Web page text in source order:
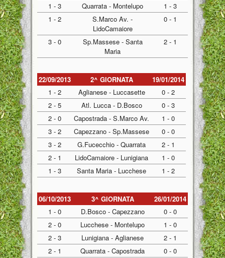
1 - 3
Quarrata - Montelupo
1 - 3
1 - 2
S.Marco Av. -
LidoCamaiore
0 - 1
3 - 0
Sp.Massese - Santa
Maria
2 - 1
22/09/2013 2^ GIORNATA
19/01/2014
1 - 2
Aglianese - Luccasette
0 - 2
2 - 5
Atl. Lucca - D.Bosco
0 - 3
2 - 0
Capostrada - S.Marco Av.
1 - 0
3 - 2
Capezzano - Sp.Massese
0 - 0
3 - 2
G.Fucecchio - Quarrata
2 - 1
2 - 1
LidoCamaiore - Lunigiana
1 - 0
1 - 3
Santa Maria - Lucchese 1 - 2
06/10/2013 3^ GIORNATA
26/01/2014
1 - 0
D.Bosco - Capezzano
0 - 0
2 - 0
Lucchese - Montelupo
1 - 0
2 - 3
Lunigiana - Aglianese
2 - 1
2 - 1
Quarrata - Capostrada
0 - 0